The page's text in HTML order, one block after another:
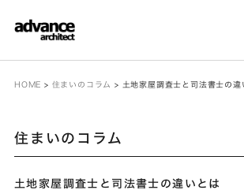
HOME > 住まいのコラム > 土地家屋調査士と司法書士の違
住まいのコラム
土地家屋調査士と司法書士の違いとは